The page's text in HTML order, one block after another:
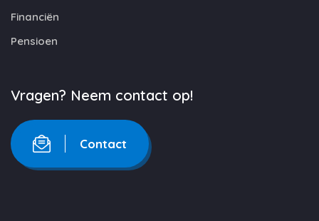
Financiën
Pensioen
Vragen? Neem contact op!
Contact